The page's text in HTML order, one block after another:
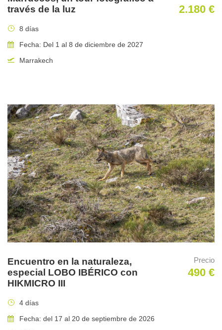
Motorhome de gran capacidad
No incluido en el precio
propinas en los aeropuertos u hoteles.
Cualquier otro concepto no contemplado en la relación
superior.
Lo mejor de este viaje
Sin duda, este es nuestro viaje internacional más popular y
especial. Conocer Alaska de la mano de Javi Montes y disfrutar
de sus especies más emblemáticas y grandes espacios es una
experiencia sin duda, inolvidable.
En Septiembre, entran salmones plateados a los ríos y los osos
los paisajes otoñales más bellos del planeta.
Traslados
En motorhomes de gran capacidad, con 8 zonas de
través de la luz
2.180 €
8 días
Fecha: Del 1 al 8 de diciembre de 2027
Marrakech
Encuentro en la naturaleza,
especial LOBO IBÉRICO con
HIKMICRO III
Precio
490 €
4 días
Fecha: del 17 al 20 de septiembre de 2026